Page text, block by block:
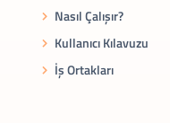
Nasıl Çalışır?
Kullanıcı Kılavuzu
İş Ortakları